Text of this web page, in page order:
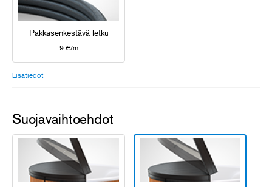
Pakkasenkestävä letku
9 €/m
Lisätiedot
Suojavaihtoehdot